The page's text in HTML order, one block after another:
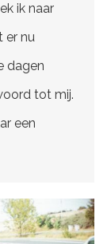
ik naar
er nu
dagen
tot mij.
een